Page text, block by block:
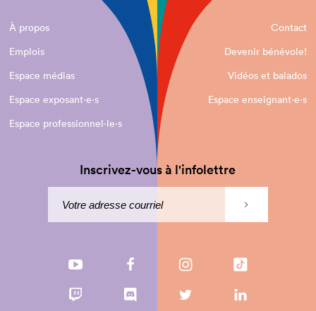
À propos
Contact
Emplois
Devenir bénévole!
Espace médias
Vidéos et balados
Espace exposant·e⋅s
Espace enseignant·e⋅s
Espace professionnel·le⋅s
Inscrivez-vous à l'infolettre